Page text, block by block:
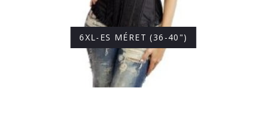
6XL-ES MÉRET (36-40")